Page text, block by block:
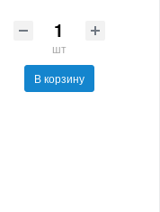
шт
В корзину